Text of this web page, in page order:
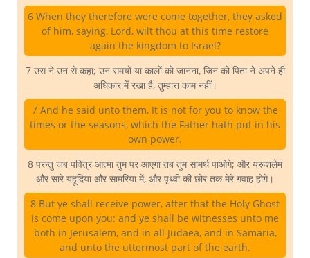
6 When they therefore were come together, they asked
of him, saying, Lord, wilt thou at this time restore
again the kingdom to Israel?
7 उस ने उन से कहा; उन समयों या कालों को जानना, जिन को पिता ने अपने ही
अधिकार में रखा है, तुम्हारा काम नहीं।
7 And he said unto them, It is not for you to know the
times or the seasons, which the Father hath put in his
own power.
8 परन्तु जब पवित्र आत्मा तुम पर आएगा तब तुम सामर्थ पाओगे; और यरूशलेम
और सारे यहूदिया और सामरिया में, और पृथ्वी की छोर तक मेरे गवाह होगे।
8 But ye shall receive power, after that the Holy Ghost
is come upon you: and ye shall be witnesses unto me
both in Jerusalem, and in all Judaea, and in Samaria,
and unto the uttermost part of the earth.